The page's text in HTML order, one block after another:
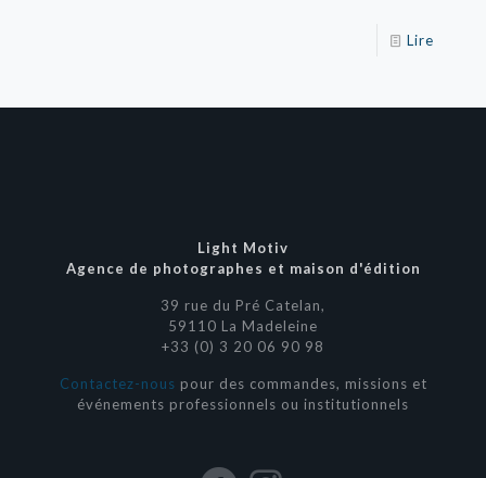
Lire
Light Motiv
Agence de photographes et maison d'édition
39 rue du Pré Catelan,
59110 La Madeleine
+33 (0) 3 20 06 90 98
Contactez-nous pour des commandes, missions et
événements professionnels ou institutionnels